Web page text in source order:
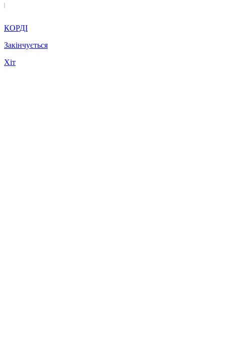
КОРДІ
Закінчується
Хіт